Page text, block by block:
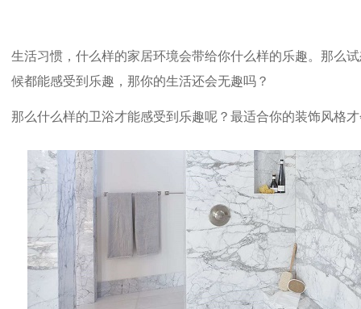
生活习惯，什么样的家居环境会带给你什么样的乐趣。那么
候都能感受到乐趣，那你的生活还会无趣吗？
那么什么样的卫浴才能感受到乐趣呢？最适合你的装饰风格